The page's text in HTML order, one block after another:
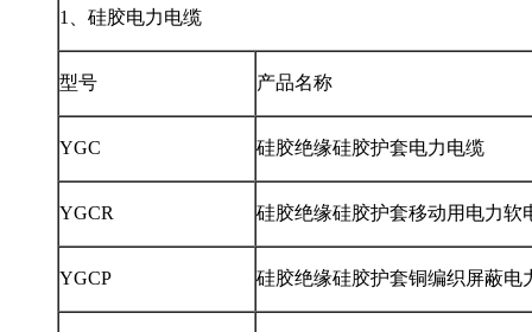
1、 硅胶电力电缆
型号 产品名称
YGC 硅胶绝缘硅胶护套电力电缆
YGCR 硅胶绝缘硅胶护套移动用电力软
YGCP 硅胶绝缘硅胶护套铜编织屏蔽电